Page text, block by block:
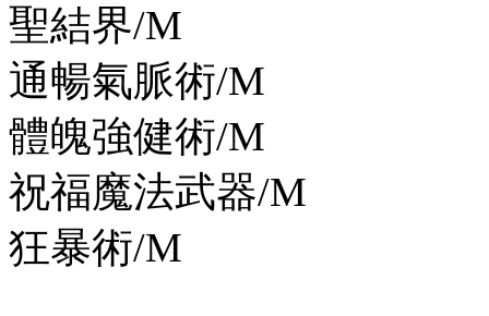
聖結界/M
通暢氣脈術/M
體魄強健術/M
祝福魔法武器/M
狂暴術/M